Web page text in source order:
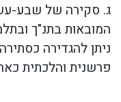
ג. סקירה של שבע-
המובאות בתנ"ך
ניתן להגדירה
פרשנית והלכתית